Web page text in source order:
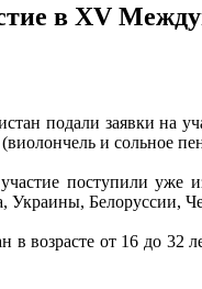
в XV
подали заявки на
и сольное
участие поступили
Белоруссии,
в возрасте от 16 до